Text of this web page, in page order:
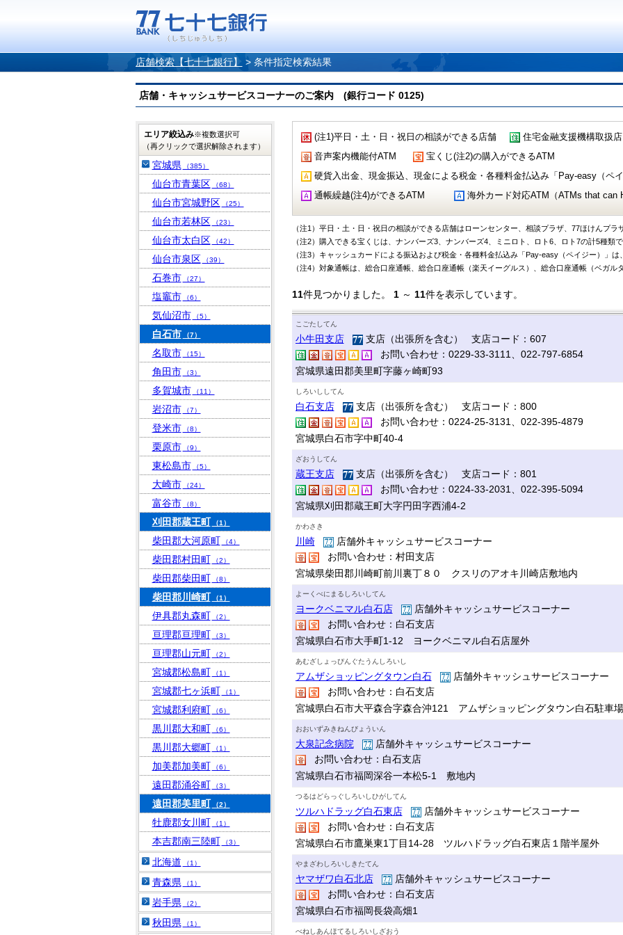
店舗検索【七十七銀行】 > 条件指定検索結果
店舗・キャッシュサービスコーナーのご案内 (銀行コード 0125)
(注1)平日・土・日・祝日の相談ができる店舗 住宅金融支援機構取扱店
音声案内機能付ATM
宝くじ(注2)の購入ができるATM
硬貨入出金、現金振込、現金による税金・各種料金払込み「Pay-easy（ペ
通帳繰越(注4)ができるATM
海外カード対応ATM（ATMs that can
（注1）平日・土・日・祝日の相談ができる店舗はローンセンター、相談プラザ、77ほけんプラ
（注2）購入できる宝くじは、ナンバーズ3、ナンバーズ4、ミニロト、ロト6、ロト7の計5種類で
（注3）キャッシュカードによる振込および税金・各種料金払込み「Pay-easy（ペイジー）」は
（注4）対象通帳は、総合口座通帳、総合口座通帳（楽天イーグルス）、総合口座通帳（ベガル
11件見つかりました。 1～ 11件を表示しています。
こごたしてん
小牛田支店
支店（出張所を含む） 支店コード：607
お問い合わせ：0229-33-3111、022-797-6854
宮城県遠田郡美里町字藤ヶ崎町93
しろいししてん
白石支店
支店（出張所を含む） 支店コード：800
お問い合わせ：0224-25-3131、022-395-4879
宮城県白石市字中町40-4
ざおうしてん
蔵王支店
支店（出張所を含む） 支店コード：801
お問い合わせ：0224-33-2031、022-395-5094
宮城県刈田郡蔵王町大字円田字西浦4-2
かわさき
川崎
店舗外キャッシュサービスコーナー
お問い合わせ：村田支店
宮城県柴田郡川崎町前川裏丁８０ クスリのアオキ川崎店敷地内
よーくべにまるしろいしてん
ヨークベニマル白石店
店舗外キャッシュサービスコーナー
お問い合わせ：白石支店
宮城県白石市大手町1-12 ヨークベニマル白石店屋外
あむざしょっぴんぐたうんしろいし
アムザショッピングタウン白石
店舗外キャッシュサービスコーナー
お問い合わせ：白石支店
宮城県白石市大平森合字森合沖121 アムザショッピングタウン白石駐車場
おおいずみきねんびょういん
大泉記念病院
店舗外キャッシュサービスコーナー
お問い合わせ：白石支店
宮城県白石市福岡深谷一本松5-1 敷地内
つるはどらっぐしろいしひがしてん
ツルハドラッグ白石東店
店舗外キャッシュサービスコーナー
お問い合わせ：白石支店
宮城県白石市鷹巣東1丁目14-28 ツルハドラッグ白石東店１階半屋外
やまざわしろいしきたてん
ヤマザワ白石北店
店舗外キャッシュサービスコーナー
お問い合わせ：白石支店
宮城県白石市福岡長袋高畑1
べねしあんほてるしろいしざおう
エリア絞込み※複数選択可
（再クリックで選択解除されます）
宮城県 （385）
仙台市青葉区 （68）
仙台市宮城野区 （25）
仙台市若林区 （23）
仙台市太白区 （42）
仙台市泉区 （39）
石巻市 （27）
塩竈市 （6）
気仙沼市 （5）
白石市 （7）
名取市 （15）
角田市 （3）
多賀城市 （11）
岩沼市 （7）
登米市 （8）
栗原市 （9）
東松島市 （5）
大崎市 （24）
富谷市 （8）
刈田郡蔵王町 （1）
柴田郡大河原町 （4）
柴田郡村田町 （2）
柴田郡柴田町 （8）
柴田郡川崎町 （1）
伊具郡丸森町 （2）
亘理郡亘理町 （3）
亘理郡山元町 （2）
宮城郡松島町 （1）
宮城郡七ヶ浜町 （1）
宮城郡利府町 （6）
黒川郡大和町 （6）
黒川郡大郷町 （1）
加美郡加美町 （6）
遠田郡涌谷町 （3）
遠田郡美里町 （2）
牡鹿郡女川町 （1）
本吉郡南三陸町 （3）
北海道 （1）
青森県 （1）
岩手県 （2）
秋田県 （1）